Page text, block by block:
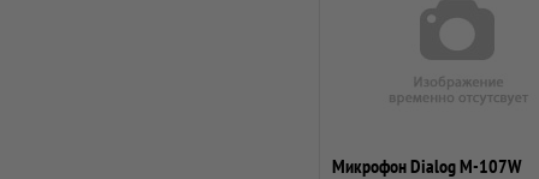
Микрофон Dialog M-107W